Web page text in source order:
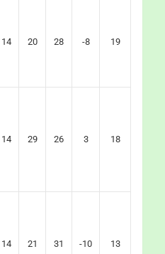
14 20 28 -8 19
14 29 26 3 18
14 21 31 -10 13